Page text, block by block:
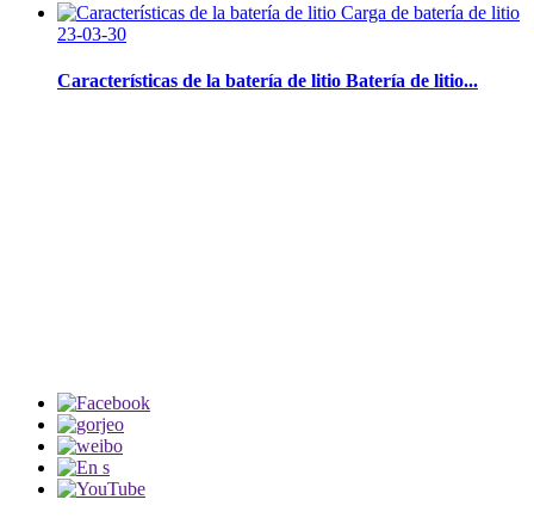
23-03-30
Características de la batería de litio Batería de litio...